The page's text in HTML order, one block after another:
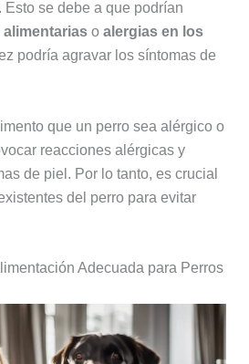
Esto se debe a que podrían
o alergias en los
podría agravar los síntomas de
que un perro sea alérgico o
reacciones alérgicas y
de piel. Por lo tanto, es crucial
del perro para evitar
Adecuada para Perros